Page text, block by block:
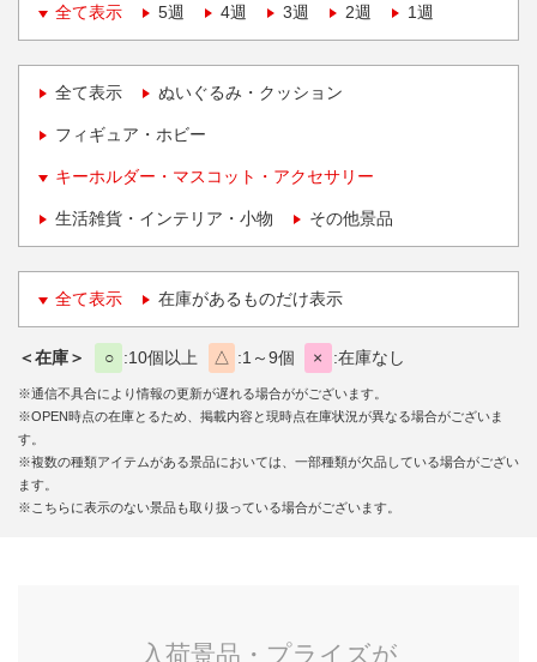
全て表示
5週 4週 3週 2週 1週
全て表示 ぬいぐるみ・クッション
フィギュア・ホビー
キーホルダー・マスコット・アクセサリー
生活雑貨・インテリア・小物 その他景品
全て表示 在庫があるものだけ表示
＜在庫＞ ○ 10個以上 △ 1～9個 × 在庫なし
※通信不具合により情報の更新が遅れる場合ががございます。
※OPEN時点の在庫とるため、掲載内容と現時点在庫状況が異なる場合がございま
す。
※複数の種類アイテムがある景品においては、一部種類が欠品している場合がござい
ます。
※こちらに表示のない景品も取り扱っている場合がございます。